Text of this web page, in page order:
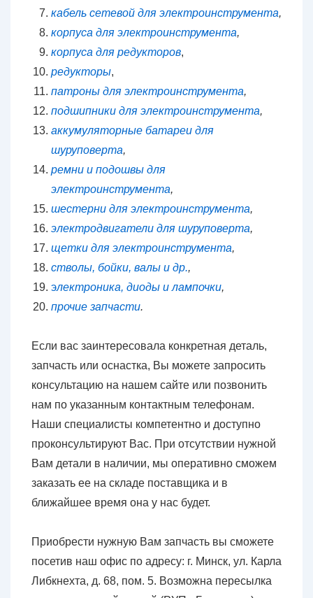
кабель сетевой для электроинструмента,
корпуса для электроинструмента,
корпуса для редукторов,
редукторы,
патроны для электроинструмента,
подшипники для электроинструмента,
аккумуляторные батареи для
шуруповерта,
ремни и подошвы для
электроинструмента,
шестерни для электроинструмента,
электродвигатели для шуруповерта,
щетки для электроинструмента,
стволы, бойки, валы и др.,
электроника, диоды и лампочки,
прочие запчасти.
Если вас заинтересовала конкретная деталь,
запчасть или оснастка, Вы можете запросить
консультацию на нашем сайте или позвонить
нам по указанным контактным телефонам.
Наши специалисты компетентно и доступно
проконсультируют Вас. При отсутствии нужной
Вам детали в наличии, мы оперативно сможем
заказать ее на складе поставщика и в
ближайшее время она у нас будет.
Приобрести нужную Вам запчасть вы сможете
посетив наш офис по адресу: г. Минск, ул. Карла
Либкнехта, д. 68, пом. 5. Возможна пересылка